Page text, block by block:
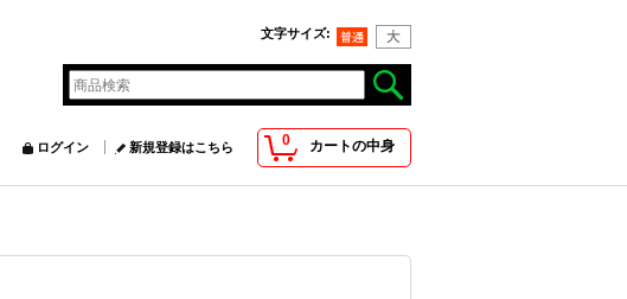
文字サイズ:
0 カートの中身
ログイン 新規登録はこちら